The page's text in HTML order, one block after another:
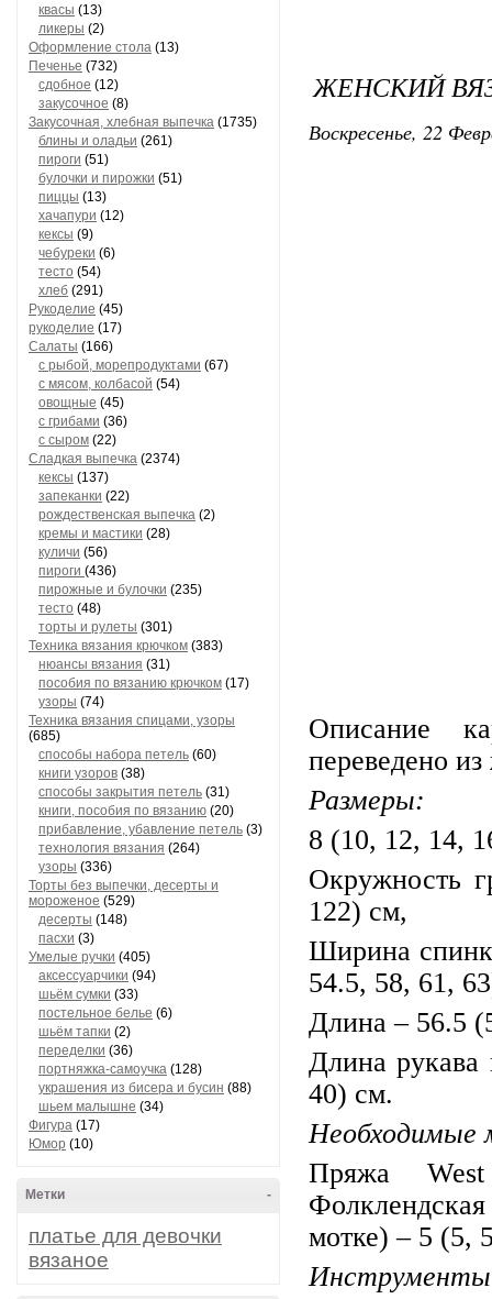
квасы (13)
ликеры (2)
Оформление стола (13)
Печенье (732)
сдобное (12)
закусочное (8)
Закусочная, хлебная выпечка (1735)
блины и оладьи (261)
пироги (51)
булочки и пирожки (51)
пиццы (13)
хачапури (12)
кексы (9)
чебуреки (6)
тесто (54)
хлеб (291)
Рукоделие (45)
рукоделие (17)
Салаты (166)
с рыбой, морепродуктами (67)
с мясом, колбасой (54)
овощные (45)
с грибами (36)
с сыром (22)
Сладкая выпечка (2374)
кексы (137)
запеканки (22)
рождественская выпечка (2)
кремы и мастики (28)
куличи (56)
пироги (436)
пирожные и булочки (235)
тесто (48)
торты и рулеты (301)
Техника вязания крючком (383)
нюансы вязания (31)
пособия по вязанию крючком (17)
узоры (74)
Техника вязания спицами, узоры
(685)
способы набора петель (60)
книги узоров (38)
способы закрытия петель (31)
книги, пособия по вязанию (20)
прибавление, убавление петель (3)
технология вязания (264)
узоры (336)
Торты без выпечки, десерты и
мороженое (529)
десерты (148)
пасхи (3)
Умелые ручки (405)
аксессуарчики (94)
шьём сумки (33)
постельное белье (6)
шьём тапки (2)
переделки (36)
портняжка-самоучка (128)
украшения из бисера и бусин (88)
шьем малышне (34)
Фигура (17)
Юмор (10)
-
Метки
платье для девочки
вязаное
ЖЕНСКИЙ
Воскресенье, 22
Описание
переведено
Размеры:
8 (10, 12, 14,
Окружность
122) см,
Ширина
54.5, 58, 61,
Длина – 56.5
Длина
40) см.
Необходимые
Пряжа
мотке) – 5 (5,